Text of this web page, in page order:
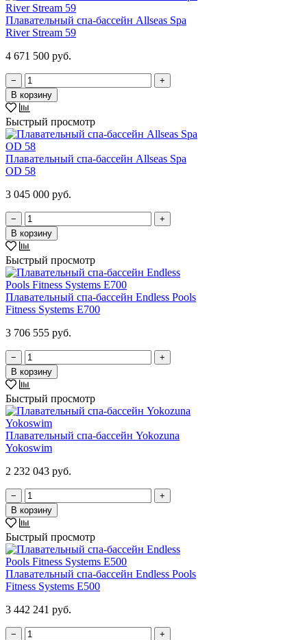
Плавательный спа-бассейн Allseas Spa
River Stream 59
4 671 500 руб.
−
+
В корзину
Быстрый просмотр
Плавательный спа-бассейн Allseas Spa
OD 58
3 045 000 руб.
−
+
В корзину
Быстрый просмотр
Плавательный спа-бассейн Endless Pools
Fitness Systems E700
3 706 555 руб.
−
+
В корзину
Быстрый просмотр
Плавательный спа-бассейн Yokozuna
Yokoswim
2 232 043 руб.
−
+
В корзину
Быстрый просмотр
Плавательный спа-бассейн Endless Pools
Fitness Systems E500
3 442 241 руб.
−
+